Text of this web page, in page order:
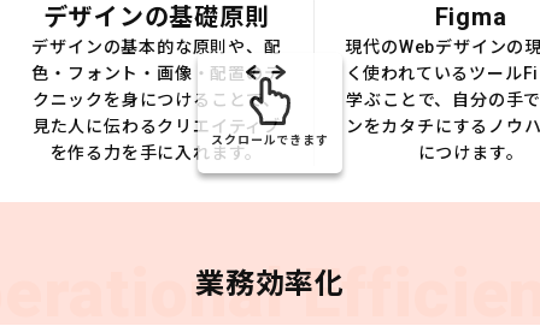
デザインの基礎原則
デザインの基本的な原則や、配
色・フォント・画像・配置のテ
クニックを身につけることで、
見た人に伝わるクリエイティブ
を作る力を手に入れます。
Figma
現代のWebデザインの
く使われているツール
学ぶことで、自分の手
ンをカタチにするノウ
につけます。
スクロールできます
業務効率化